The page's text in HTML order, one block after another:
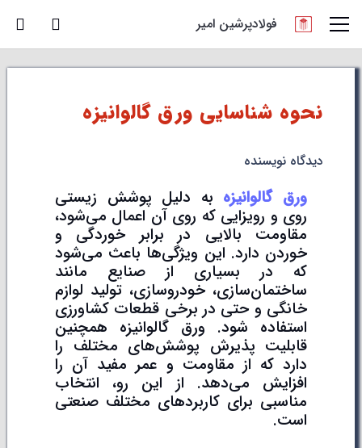
فولادپرشین امیر
نحوه شناسایی ورق گالوانیزه
دیدگاه نویسنده
ورق گالوانیزه به دلیل پوشش زیستی
روی و رویزایی که روی آن اعمال می‌شود،
مقاومت بالایی در برابر خوردگی و
خوردن دارد. این ویژگی‌ها باعث می‌شود
که در بسیاری از صنایع مانند
ساختمان‌سازی، خودروسازی، تولید لوازم
خانگی و حتی در برخی قطعات کشاورزی
استفاده شود. ورق گالوانیزه همچنین
قابلیت پذیرش پوشش‌های مختلف را
دارد که از مقاومت و عمر مفید آن را
افزایش می‌دهد. از این رو، انتخاب
مناسبی برای کاربردهای مختلف صنعتی
است.